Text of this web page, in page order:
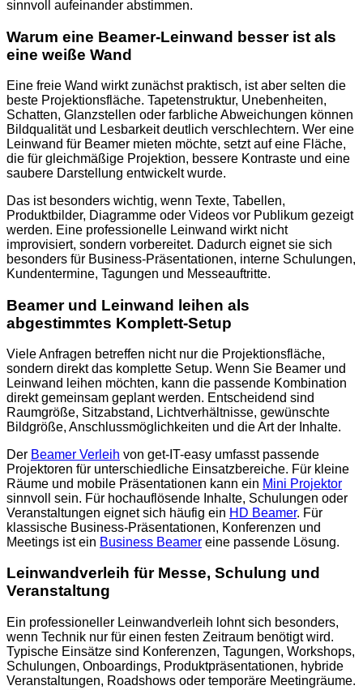
sinnvoll aufeinander abstimmen.
Warum eine Beamer-Leinwand besser ist als
eine weiße Wand
Eine freie Wand wirkt zunächst praktisch, ist aber selten die
beste Projektionsfläche. Tapetenstruktur, Unebenheiten,
Schatten, Glanzstellen oder farbliche Abweichungen können
Bildqualität und Lesbarkeit deutlich verschlechtern. Wer eine
Leinwand für Beamer mieten möchte, setzt auf eine Fläche,
die für gleichmäßige Projektion, bessere Kontraste und eine
saubere Darstellung entwickelt wurde.
Das ist besonders wichtig, wenn Texte, Tabellen,
Produktbilder, Diagramme oder Videos vor Publikum gezeigt
werden. Eine professionelle Leinwand wirkt nicht
improvisiert, sondern vorbereitet. Dadurch eignet sie sich
besonders für Business-Präsentationen, interne Schulungen,
Kundentermine, Tagungen und Messeauftritte.
Beamer und Leinwand leihen als
abgestimmtes Komplett-Setup
Viele Anfragen betreffen nicht nur die Projektionsfläche,
sondern direkt das komplette Setup. Wenn Sie Beamer und
Leinwand leihen möchten, kann die passende Kombination
direkt gemeinsam geplant werden. Entscheidend sind
Raumgröße, Sitzabstand, Lichtverhältnisse, gewünschte
Bildgröße, Anschlussmöglichkeiten und die Art der Inhalte.
Der Beamer Verleih von get-IT-easy umfasst passende
Projektoren für unterschiedliche Einsatzbereiche. Für kleine
Räume und mobile Präsentationen kann ein Mini Projektor
sinnvoll sein. Für hochauflösende Inhalte, Schulungen oder
Veranstaltungen eignet sich häufig ein HD Beamer. Für
klassische Business-Präsentationen, Konferenzen und
Meetings ist ein Business Beamer eine passende Lösung.
Leinwandverleih für Messe, Schulung und
Veranstaltung
Ein professioneller Leinwandverleih lohnt sich besonders,
wenn Technik nur für einen festen Zeitraum benötigt wird.
Typische Einsätze sind Konferenzen, Tagungen, Workshops,
Schulungen, Onboardings, Produktpräsentationen, hybride
Veranstaltungen, Roadshows oder temporäre Meetingräume.